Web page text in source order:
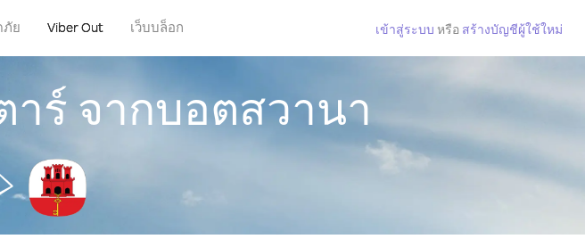
ภัย Viber Out เว็บบล็อก เข้าสู่ระบบ หรือ สร้างบัญชีผู้ใช้ใหม่
ร์ จากบอตสวานา